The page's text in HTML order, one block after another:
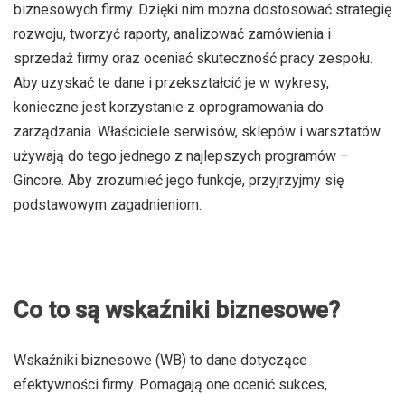
biznesowych firmy. Dzięki nim można dostosować strategię
rozwoju, tworzyć raporty, analizować zamówienia i
sprzedaż firmy oraz oceniać skuteczność pracy zespołu.
Aby uzyskać te dane i przekształcić je w wykresy,
konieczne jest korzystanie z oprogramowania do
zarządzania. Właściciele serwisów, sklepów i warsztatów
używają do tego jednego z najlepszych programów –
Gincore. Aby zrozumieć jego funkcje, przyjrzyjmy się
podstawowym zagadnieniom.
Co to są wskaźniki biznesowe?
Wskaźniki biznesowe (WB) to dane dotyczące
efektywności firmy. Pomagają one ocenić sukces,